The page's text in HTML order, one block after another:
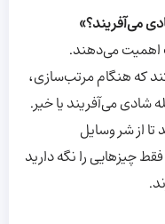
می‌آفریند؟»
اهمیت می‌دهند.
که هنگام مرتب‌سازی،
شادی می‌آفریند یا خیر.
از شر وسایل
چیزهایی را نگه دارید